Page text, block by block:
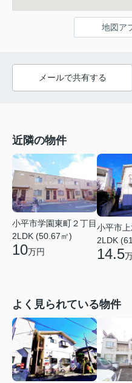
地図ア
メールで共有する
近隣の物件
小平市学園東町２丁目
2LDK (50.67㎡)
10万円
小平市
2LDK
14.5
よく見られている物件